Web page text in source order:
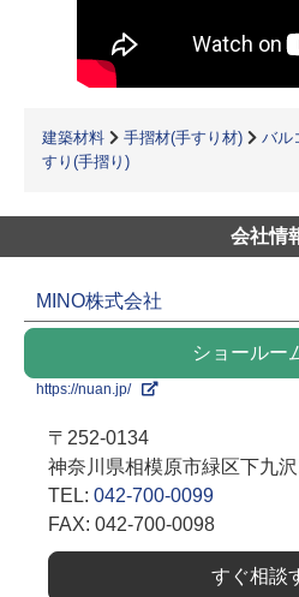
建築材料 手摺材(手すり材)
バル
すり(手摺り)
会社情
MINO株式会社
ショールー
https://nuan.jp/
〒252-0134
神奈川県相模原市緑区下九
TEL: 042-700-0099
FAX: 042-700-0098
すぐ相談